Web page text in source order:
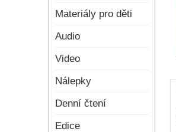
Materiály pro děti
Audio
Video
Nálepky
Denní čtení
Edice